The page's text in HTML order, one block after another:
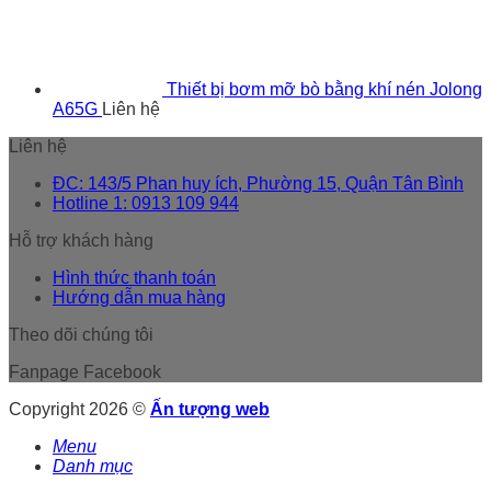
Thiết bị bơm mỡ bò bằng khí nén Jolong
A65G Liên hệ
Liên hệ
ĐC: 143/5 Phan huy ích, Phường 15, Quận Tân Bình
Hotline 1: 0913 109 944
Hỗ trợ khách hàng
Hình thức thanh toán
Hướng dẫn mua hàng
Theo dõi chúng tôi
Fanpage Facebook
Copyright 2026 © Ấn tượng web
Menu
Danh mục